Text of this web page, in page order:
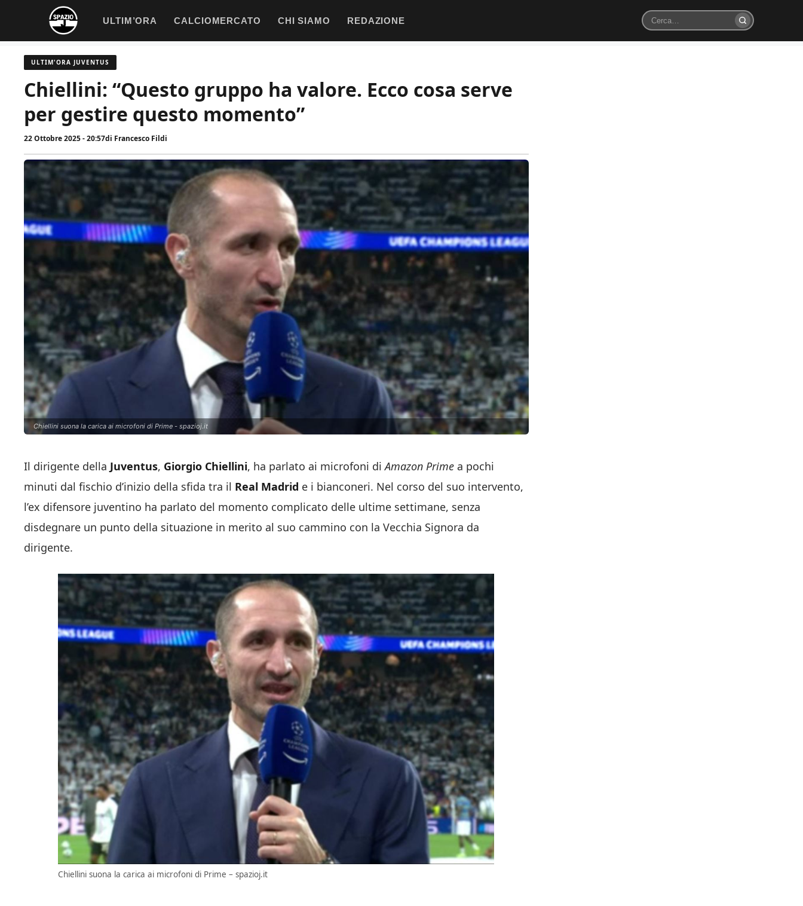
contenuto
ULTIM’ORA CALCIOMERCATO CHI SIAMO REDAZIONE
Cerca
ULTIM'ORA JUVENTUS
Chiellini: “Questo gruppo ha valore. Ecco cosa serve
per gestire questo momento”
22 Ottobre 2025 - 20:57di Francesco Fildi
Chiellini suona la carica ai microfoni di Prime - spazioj.it
Il dirigente della Juventus, Giorgio Chiellini, ha parlato ai microfoni diAmazon Prime a pochi
minuti dal fischio d’inizio della sfida tra il Real Madrid e i bianconeri. Nel corso del suo intervento,
l’ex difensore juventino ha parlato del momento complicato delle ultime settimane, senza
disdegnare un punto della situazione in merito al suo cammino con la Vecchia Signora da
dirigente.
Chiellini suona la carica ai microfoni di Prime – spazioj.it